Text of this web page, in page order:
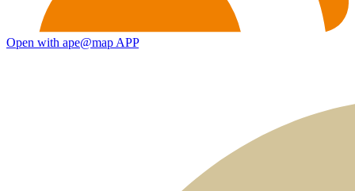
Open with ape@map APP